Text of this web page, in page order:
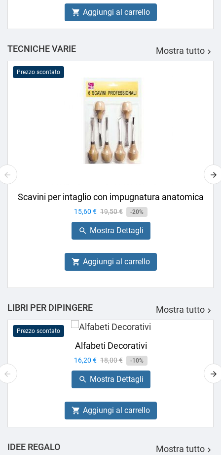
 Aggiungi al carrello
TECNICHE VARIE Mostra tutto 
Prezzo scontato
Scavini per intaglio con impugnatura anatomica
Prezzo
15,60 € Prezzo
base
19,50 € -20%
 Mostra Dettagli
 Aggiungi al carrello
LIBRI PER DIPINGERE Mostra tutto 
Prezzo scontato
Alfabeti Decorativi
Prezzo
16,20 € Prezzo
base
18,00 € -10%
 Mostra Dettagli
 Aggiungi al carrello
IDEE REGALO Mostra tutto 